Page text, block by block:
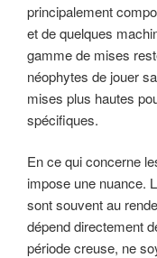
principalement
et de quelques
gamme de mises
néophytes de jouer
mises plus hautes
spécifiques.
En ce qui concerne
impose une nuance.
sont souvent au
dépend directement
période creuse, ne